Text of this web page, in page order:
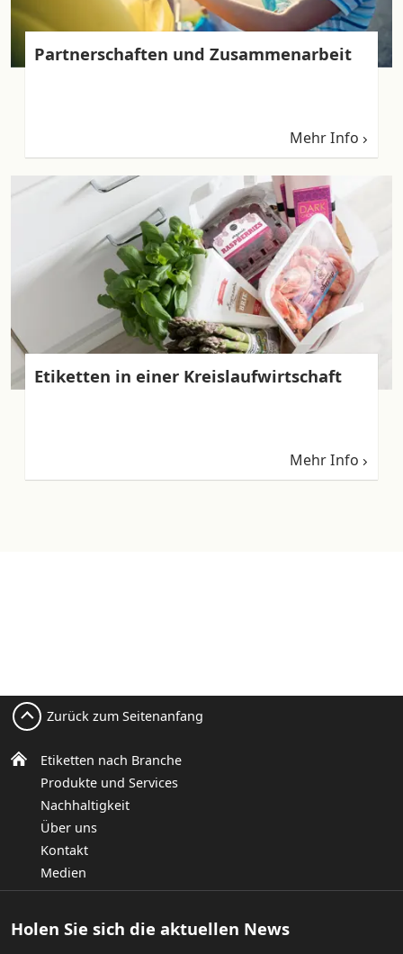
Partnerschaften und Zusammenarbeit
Mehr Info
Etiketten in einer Kreislaufwirtschaft
Mehr Info
Etiketten nach Branche
Produkte und Services
Nachhaltigkeit
Über uns
Kontakt
Medien
Zurück zum Seitenanfang
Holen Sie sich die aktuellen News